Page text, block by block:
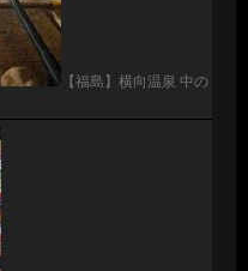
【福島】横向温泉 中の